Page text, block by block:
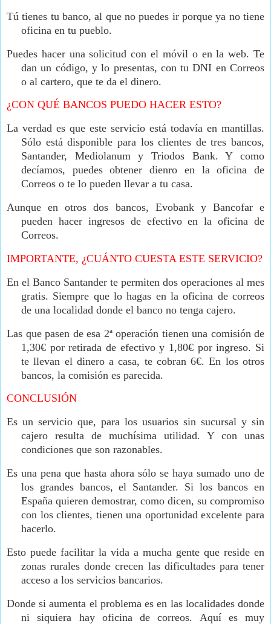
Tú tienes tu banco, al que no puedes ir porque ya no tiene
oficina en tu pueblo.
Puedes hacer una solicitud con el móvil o en la web. Te
dan un código, y lo presentas, con tu DNI en Correos
o al cartero, que te da el dinero.
¿CON QUÉ BANCOS PUEDO HACER ESTO?
La verdad es que este servicio está todavía en mantillas.
Sólo está disponible para los clientes de tres bancos,
Santander, Mediolanum y Triodos Bank. Y como
decíamos, puedes obtener dienro en la oficina de
Correos o te lo pueden llevar a tu casa.
Aunque en otros dos bancos, Evobank y Bancofar e
pueden hacer ingresos de efectivo en la oficina de
Correos.
IMPORTANTE, ¿CUÁNTO CUESTA ESTE SERVICIO?
En el Banco Santander te permiten dos operaciones al mes
gratis. Siempre que lo hagas en la oficina de correos
de una localidad donde el banco no tenga cajero.
Las que pasen de esa 2ª operación tienen una comisión de
1,30€ por retirada de efectivo y 1,80€ por ingreso. Si
te llevan el dinero a casa, te cobran 6€. En los otros
bancos, la comisión es parecida.
CONCLUSIÓN
Es un servicio que, para los usuarios sin sucursal y sin
cajero resulta de muchísima utilidad. Y con unas
condiciones que son razonables.
Es una pena que hasta ahora sólo se haya sumado uno de
los grandes bancos, el Santander. Si los bancos en
España quieren demostrar, como dicen, su compromiso
con los clientes, tienen una oportunidad excelente para
hacerlo.
Esto puede facilitar la vida a mucha gente que reside en
zonas rurales donde crecen las dificultades para tener
acceso a los servicios bancarios.
Donde si aumenta el problema es en las localidades donde
ni siquiera hay oficina de correos. Aquí es muy